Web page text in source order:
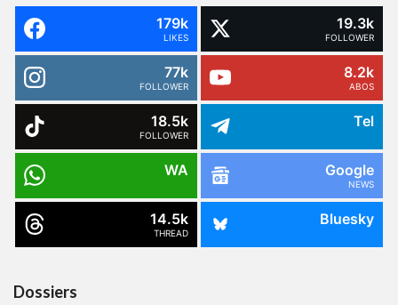
179k
LIKES
19.3k
FOLLOWER
77k
FOLLOWER
8.2k
ABOS
18.5k
FOLLOWER
Tel
WA Google
NEWS
14.5k
THREAD
Bluesky
Dossiers